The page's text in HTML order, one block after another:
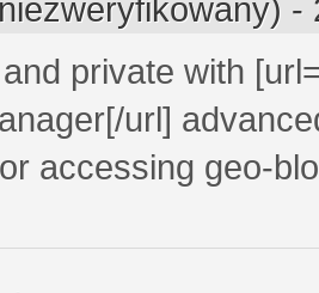
-
private with
url]
accessing geo-